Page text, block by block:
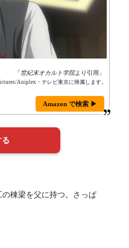
「世紀末オカルト学院より引用」
Aniplex・テレビ東京に帰属します。
Amazon で検索 ▶
棟梁を父に持つ。さっぱ